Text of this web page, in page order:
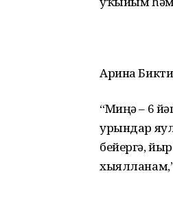
Арина
“Миңә – 6
урындар
бейергә,